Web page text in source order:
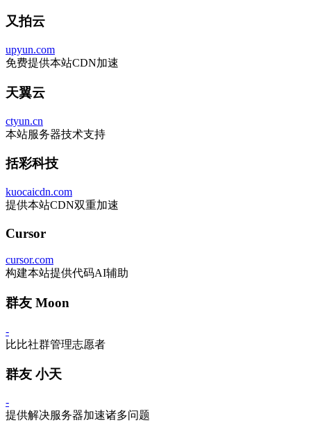
又拍云
upyun.com
免费提供本站CDN加速
天翼云
ctyun.cn
本站服务器技术支持
括彩科技
kuocaicdn.com
提供本站CDN双重加速
Cursor
cursor.com
构建本站提供代码AI辅助
群友 Moon
-
比比社群管理志愿者
群友 小天
-
提供解决服务器加速诸多问题